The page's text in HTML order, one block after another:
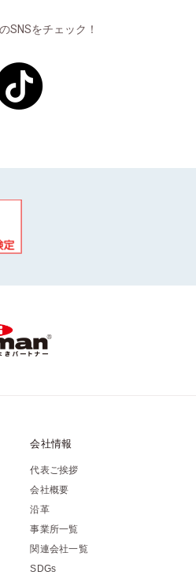
SNSをチェック！
会社情報
代表ご挨拶
会社概要
沿革
事業所一覧
関連会社一覧
SDGs